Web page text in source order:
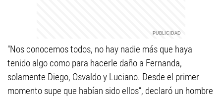
“Nos conocemos todos, no hay nadie más que haya
tenido algo como para hacerle daño a Fernanda,
solamente Diego, Osvaldo y Luciano. Desde el primer
momento supe que habían sido ellos”, declaró un hombre